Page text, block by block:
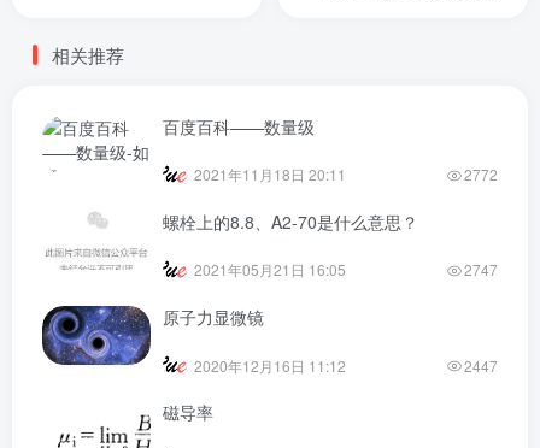
相关推荐
百度百科——数量级
2021年11月18日 20:11 2772
螺栓上的8.8、A2-70是什么意思？
2021年05月21日 16:05 2747
原子力显微镜
2020年12月16日 11:12 2447
磁导率